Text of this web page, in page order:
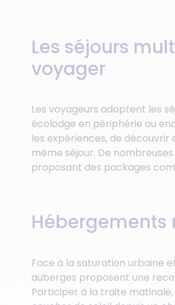
Les séjours
voyager
Les voyageurs adoptent les
écolodge en périphérie ou
les expériences, de
même séjour. De
proposant des packages
Hébergements
Face à la saturation urbaine
auberges proposent une
Participer à la traite